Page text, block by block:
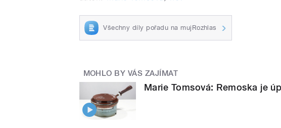
Všechny díly pořadu na mujRozhlas
MOHLO BY VÁS ZAJÍMAT
Marie Tomsová: Remoska je